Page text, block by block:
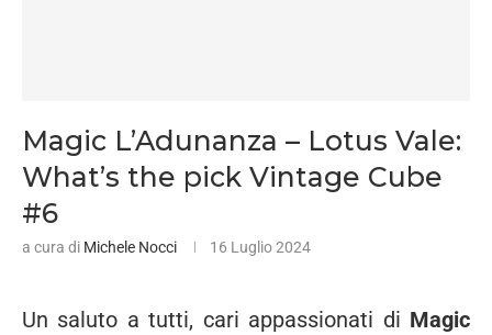
Magic L’Adunanza – Lotus Vale:
What’s the pick Vintage Cube
#6
a cura di Michele Nocci 16 Luglio 2024
Un saluto a tutti, cari appassionati di Magic